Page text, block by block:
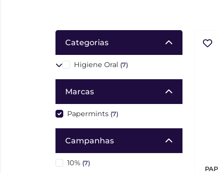
Categorias
Higiene Oral (7)
Marcas
Papermints (7)
Campanhas
10% (7)